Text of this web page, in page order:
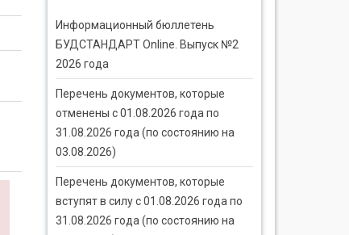
Информационный бюллетень
БУДСТАНДАРТ Online. Выпуск №2
2026 года
Перечень документов, которые
отменены с 01.08.2026 года по
31.08.2026 года (по состоянию на
03.08.2026)
Перечень документов, которые
вступят в силу с 01.08.2026 года по
31.08.2026 года (по состоянию на